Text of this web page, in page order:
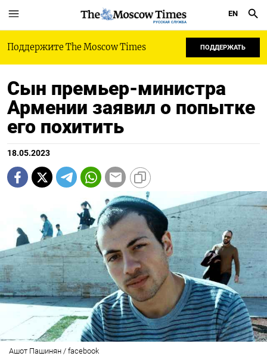
РУССКАЯ СЛУЖБА
EN
Поддержите The Moscow Times ПОДДЕРЖАТЬ
Сын премьер-министра
Армении заявил о попытке
его похитить
18.05.2023
Ашот Пашинян / facebook